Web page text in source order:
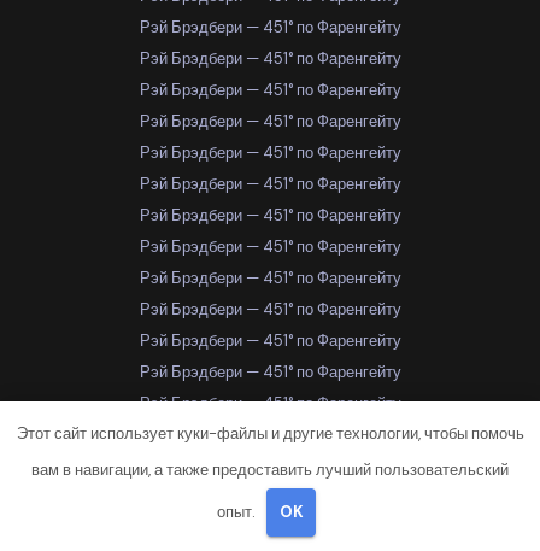
Рэй Брэдбери — 451° по Фаренгейту
Рэй Брэдбери — 451° по Фаренгейту
Рэй Брэдбери — 451° по Фаренгейту
Рэй Брэдбери — 451° по Фаренгейту
Рэй Брэдбери — 451° по Фаренгейту
Рэй Брэдбери — 451° по Фаренгейту
Рэй Брэдбери — 451° по Фаренгейту
Рэй Брэдбери — 451° по Фаренгейту
Рэй Брэдбери — 451° по Фаренгейту
Рэй Брэдбери — 451° по Фаренгейту
Рэй Брэдбери — 451° по Фаренгейту
Рэй Брэдбери — 451° по Фаренгейту
Рэй Брэдбери — 451° по Фаренгейту
Рэй Брэдбери — 451° по Фаренгейту
Рэй Брэдбери — 451° по Фаренгейту
Рэй Брэдбери — 451° по Фаренгейту
Рэй Брэдбери — 451° по Фаренгейту
Этот сайт использует куки-файлы и другие технологии, чтобы помочь
вам в навигации, а также предоставить лучший пользовательский
опыт. OK